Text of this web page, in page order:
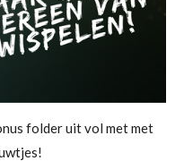
folder uit vol met met